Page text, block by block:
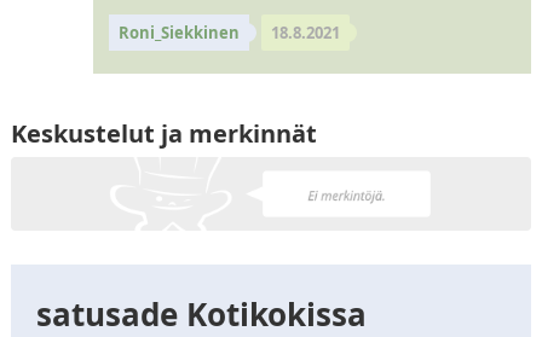
Roni_Siekkinen 18.8.2021
Keskustelut ja merkinnät
satusade Kotikokissa